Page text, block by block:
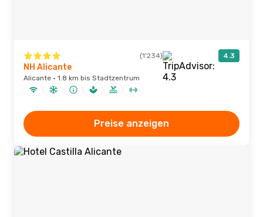
(1'234) 4.3
NH Alicante
Alicante · 1.8 km bis Stadtzentrum
Preise anzeigen